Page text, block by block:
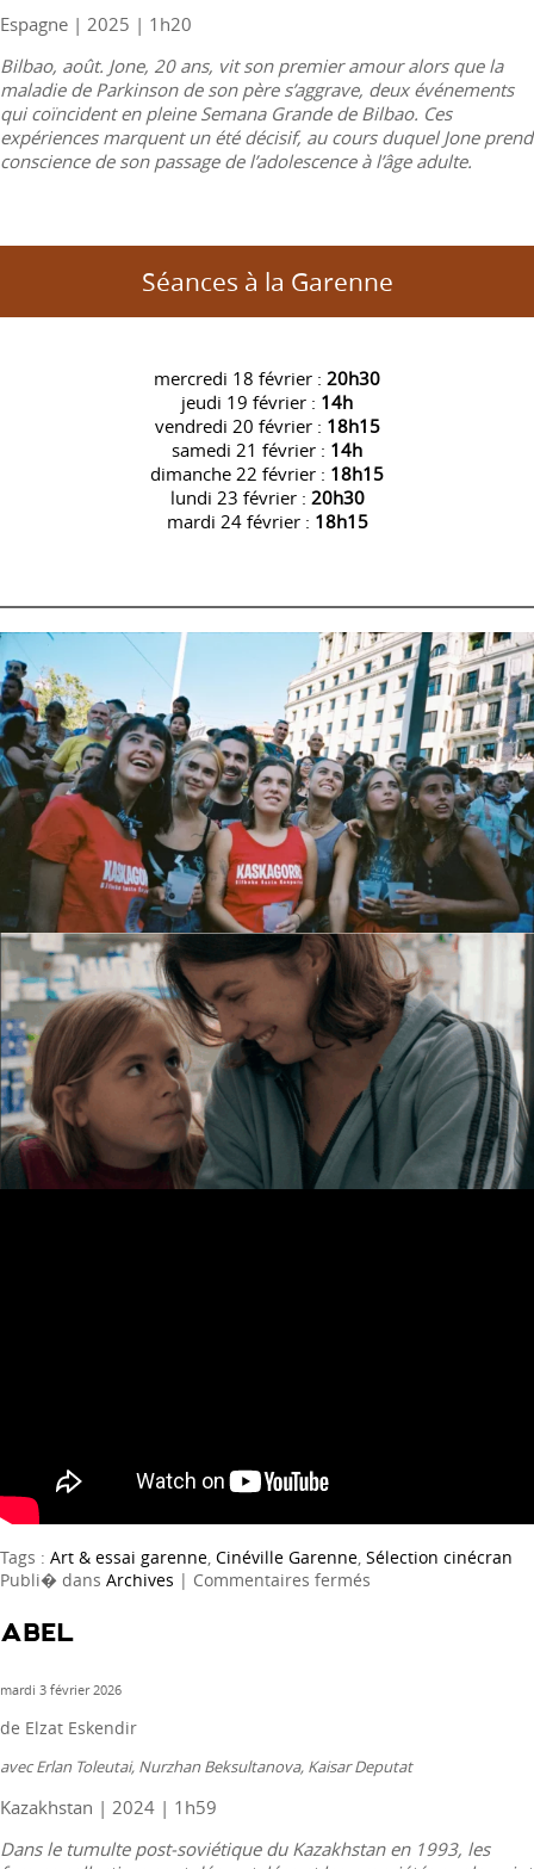
Espagne | 2025 | 1h20
Bilbao, août. Jone, 20 ans, vit son premier amour alors que la
maladie de Parkinson de son père s’aggrave, deux événements
qui coïncident en pleine Semana Grande de Bilbao. Ces
expériences marquent un été décisif, au cours duquel Jone prend
conscience de son passage de l’adolescence à l’âge adulte.
Séances à la Garenne
mercredi 18 février : 20h30
jeudi 19 février : 14h
vendredi 20 février : 18h15
samedi 21 février : 14h
dimanche 22 février : 18h15
lundi 23 février : 20h30
mardi 24 février : 18h15
Tags : Art & essai garenne, Cinéville Garenne, Sélection cinécran
Publi� dans Archives | Commentaires fermés
ABEL
mardi 3 février 2026
de Elzat Eskendir
avec Erlan Toleutai, Nurzhan Beksultanova, Kaisar Deputat
Kazakhstan | 2024 | 1h59
Dans le tumulte post-soviétique du Kazakhstan en 1993, les